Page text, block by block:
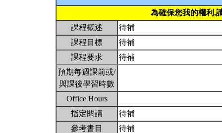
為確保您我的權利,
課程概述
待補
課程目標
待補
課程要求
待補
預期每週課前或/
與課後學習時數
Office Hours
指定閱讀
待補
參考書目
待補